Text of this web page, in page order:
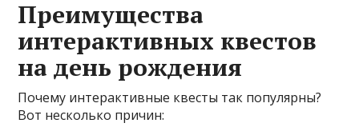
Преимущества
интерактивных квестов
на день рождения
Почему интерактивные квесты так популярны?
Вот несколько причин: